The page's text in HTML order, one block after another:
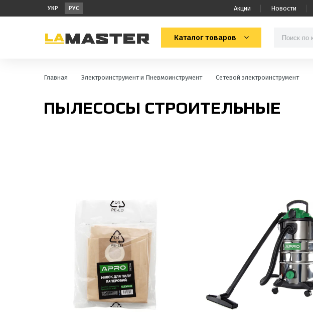
УКР РУС Акции Новости
Каталог товаров
Главная Электроинструмент и Пневмоинструмент Сетевой электроинструмент
ПЫЛЕСОСЫ СТРОИТЕЛЬНЫЕ